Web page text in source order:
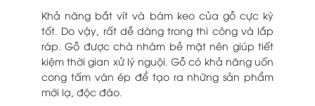
Khả năng bắt vít và bám keo của gỗ cực kỳ
tốt. Do vậy, rất dễ dàng trong thi công và lắp
ráp. Gỗ được chà nhám bề mặt nên giúp tiết
kiệm thời gian xử lý nguội. Gỗ có khả năng uốn
cong tấm ván ép để tạo ra những sản phẩm
mới lạ, độc đáo.